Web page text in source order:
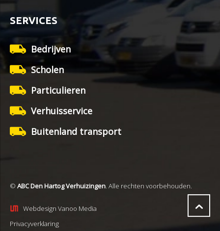
SERVICES
Bedrijven
Scholen
Particulieren
Verhuisservice
Buitenland transport
© ABC Den Hartog Verhuizingen. Alle rechten voorbehouden.
Webdesign Vanoo Media
Privacyverklaring